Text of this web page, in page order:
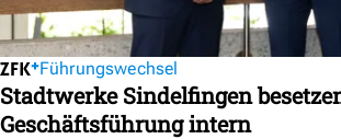
Führungswechsel
Stadtwerke Sindelfingen
Geschäftsführung intern